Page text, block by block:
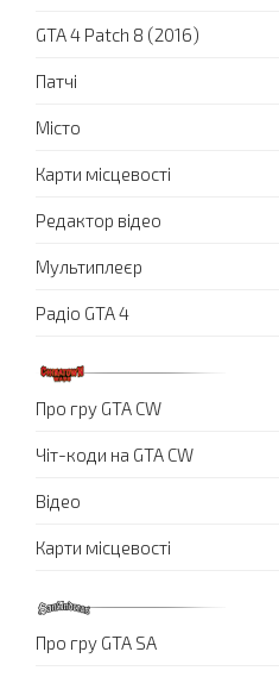
GTA 4 Patch 8 (2016)
Патчі
Місто
Карти місцевості
Редактор відео
Мультиплеєр
Радіо GTA 4
Про гру GTA CW
Чіт-коди на GTA CW
Відео
Карти місцевості
Про гру GTA SA